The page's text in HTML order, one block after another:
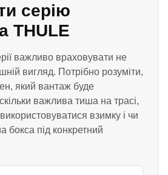
серію
THULE
важливо враховувати не
вигляд. Потрібно розуміти,
який вантаж буде
важлива тиша на трасі,
взимку і чи
бокса під конкретний